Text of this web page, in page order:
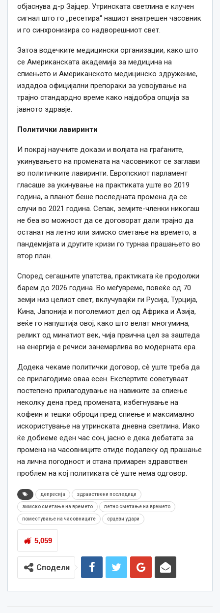
објаснува д-р Зајцер. Утринската светлина е клучен
сигнал што го „ресетира“ нашиот внатрешен часовник
и го синхронизира со надворешниот свет.
Затоа водечките медицински организации, како што
се Американската академија за медицина на
спиењето и Американското медицинско здружение,
издадоа официјални препораки за усвојување на
трајно стандардно време како најдобра опција за
јавното здравје.
Политички лавиринти
И покрај научните докази и волјата на граѓаните,
укинувањето на промената на часовникот се заглави
во политичките лавиринти. Европскиот парламент
гласаше за укинување на практиката уште во 2019
година, а планот беше последната промена да се
случи во 2021 година. Сепак, земјите-членки никогаш
не беа во можност да се договорат дали трајно да
останат на летно или зимско сметање на времето, а
пандемијата и другите кризи го турнаа прашањето во
втор план.
Според сегашните упатства, практиката ќе продолжи
барем до 2026 година. Во меѓувреме, повеќе од 70
земји низ целиот свет, вклучувајќи ги Русија, Турција,
Кина, Јапонија и поголемиот дел од Африка и Азија,
веќе го напуштија овој, како што велат многумина,
реликт од минатиот век, чија првична цел за заштеда
на енергија е речиси занемарлива во модерната ера.
Додека чекаме политички договор, сè уште треба да
се прилагодиме оваа есен. Експертите советуваат
постепено прилагодување на навиките за спиење
неколку дена пред промената, избегнување на
кофеин и тешки оброци пред спиење и максимално
искористување на утринската дневна светлина. Иако
ќе добиеме еден час сон, јасно е дека дебатата за
промена на часовниците отиде подалеку од прашање
на лична погодност и стана примарен здравствен
проблем на кој политиката сè уште нема одговор.
депресија здравствени последици
зимско сметање на времето летно сметање на времето
поместување на часовниците срцеви удари
5,059
Сподели